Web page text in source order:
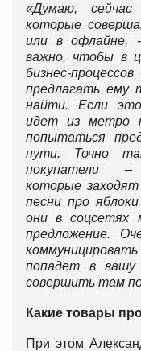
«Думаю,
которые
или в офлайне,
важно, чтобы в
бизнес-
предлагать ему
найти. Если
идет из метро
попытаться
пути. Точно
покупатели –
которые
песни про
они в соцсетях
предложение.
попадет в
совершить там
Какие товары
При этом